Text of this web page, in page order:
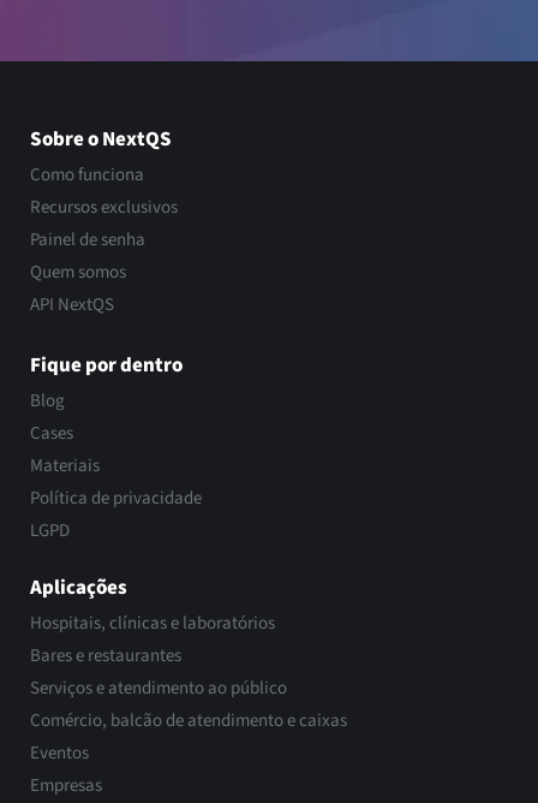
Sobre o NextQS
Como funciona
Recursos exclusivos
Painel de senha
Quem somos
API NextQS
Fique por dentro
Blog
Cases
Materiais
Política de privacidade
LGPD
Aplicações
Hospitais, clínicas e laboratórios
Bares e restaurantes
Serviços e atendimento ao público
Comércio, balcão de atendimento e caixas
Eventos
Empresas